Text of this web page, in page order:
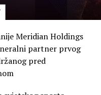
treneri sa
koliko je neka
vjerovali u ono što
rada, ali prije svega
su tokom cijelog
što smo od njih
Meridian Holdings
partner prvog
pred